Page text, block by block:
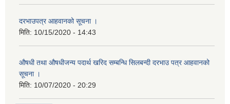
दरभाउपत्र आहवानको सूचना ।
मिति: 10/15/2020 - 14:43
औषधी तथा औषधीजन्य पदार्थ खरिद सम्बन्धि सिलबन्दी दरभाउ पत्र आहवानको
सूचना ।
मिति: 10/07/2020 - 20:29